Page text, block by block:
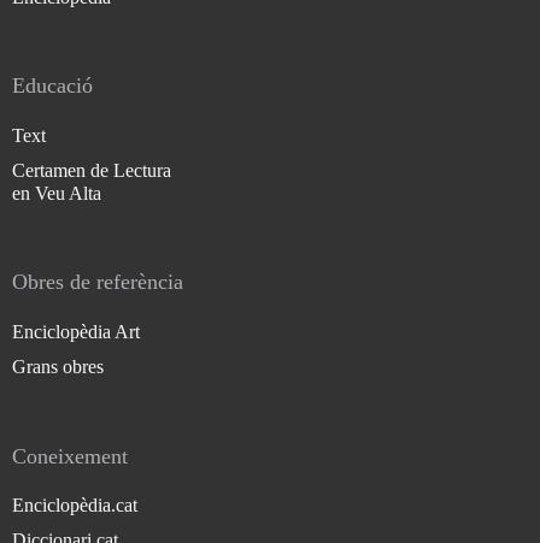
Educació
Text
Certamen de Lectura
en Veu Alta
Obres de referència
Enciclopèdia Art
Grans obres
Coneixement
Enciclopèdia.cat